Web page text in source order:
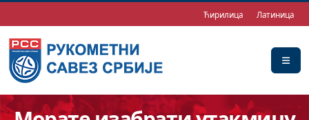
Ћирилица Латиница